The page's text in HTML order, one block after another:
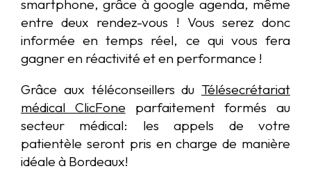
smartphone, grâce à google agenda, même
entre deux rendez-vous ! Vous serez donc
informée en temps réel, ce qui vous fera
gagner en réactivité et en performance !
Grâce aux téléconseillers du Télésecrétariat
médical ClicFone parfaitement formés au
secteur médical: les appels de votre
patientèle seront pris en charge de manière
idéale à Bordeaux!